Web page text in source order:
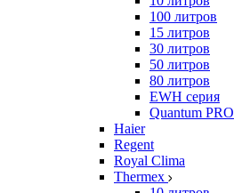
100 литров
15 литров
30 литров
50 литров
80 литров
EWH серия
Quantum PRO
Haier
Regent
Royal Clima
Thermex